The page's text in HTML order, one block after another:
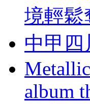
境輕鬆
中甲
album